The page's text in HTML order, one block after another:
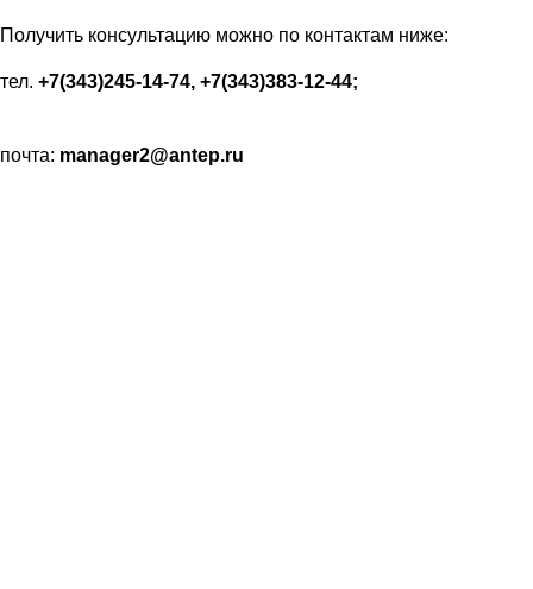
Получить консультацию можно по контактам ниже:
тел. +7(343)245-14-74, +7(343)383-12-44;
почта: manager2@antep.ru